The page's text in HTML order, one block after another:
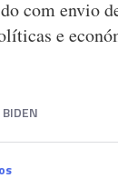
com envio
e
BIDEN